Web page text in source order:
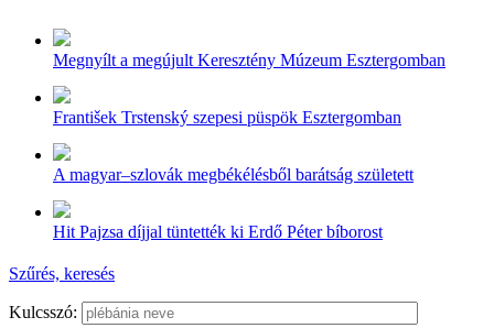
Megnyílt a megújult Keresztény Múzeum Esztergomban
František Trstenský szepesi püspök Esztergomban
A magyar–szlovák megbékélésből barátság született
Hit Pajzsa díjjal tüntették ki Erdő Péter bíborost
Szűrés, keresés
Kulcsszó: